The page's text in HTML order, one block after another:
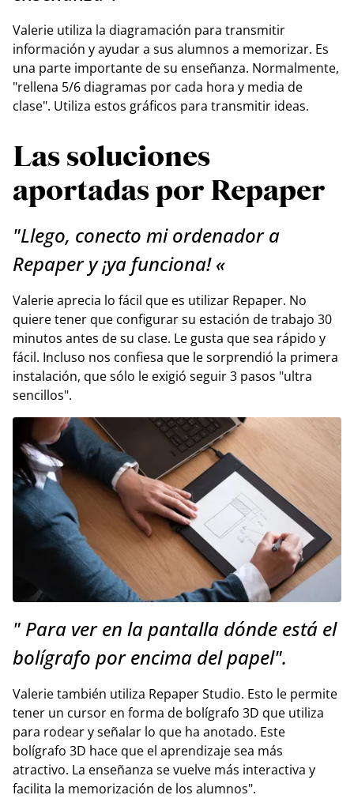
Valerie utiliza la diagramación para transmitir
información y ayudar a sus alumnos a memorizar. Es
una parte importante de su enseñanza. Normalmente,
"rellena 5/6 diagramas por cada hora y media de
clase". Utiliza estos gráficos para transmitir ideas.
Las soluciones
aportadas por Repaper
"Llego, conecto mi ordenador a
Repaper y ¡ya funciona! «
Valerie aprecia lo fácil que es utilizar Repaper. No
quiere tener que configurar su estación de trabajo 30
minutos antes de su clase. Le gusta que sea rápido y
fácil. Incluso nos confiesa que le sorprendió la primera
instalación, que sólo le exigió seguir 3 pasos "ultra
sencillos".
" Para ver en la pantalla dónde está el
bolígrafo por encima del papel".
Valerie también utiliza Repaper Studio. Esto le permite
tener un cursor en forma de bolígrafo 3D que utiliza
para rodear y señalar lo que ha anotado. Este
bolígrafo 3D hace que el aprendizaje sea más
atractivo. La enseñanza se vuelve más interactiva y
facilita la memorización de los alumnos".